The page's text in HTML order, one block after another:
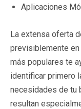
Aplicaciones
La extensa oferta
previsiblemente
más populares te
identificar primero
necesidades de tu
resultan